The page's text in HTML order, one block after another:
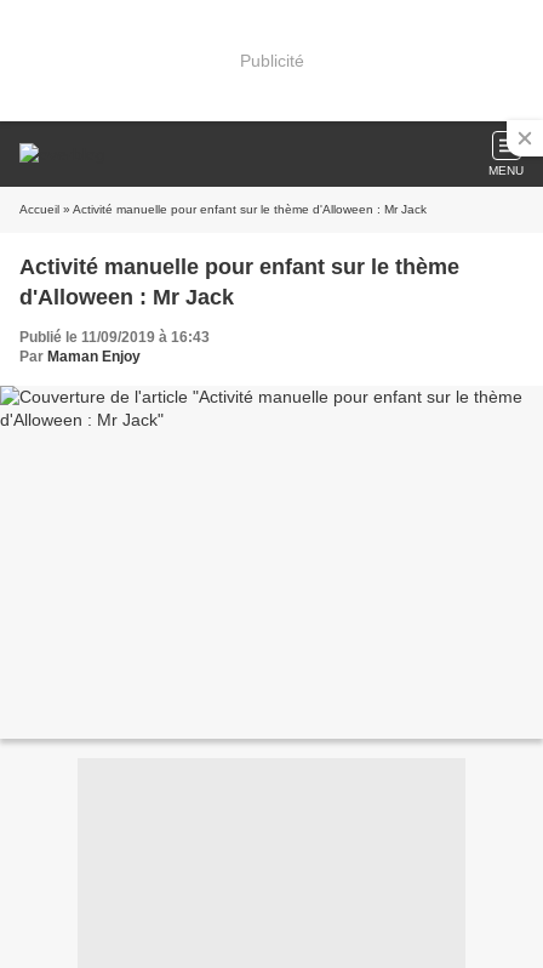
Publicité
MENU
Accueil » Activité manuelle pour enfant sur le thème d'Alloween : Mr Jack
Activité manuelle pour enfant sur le thème
d'Alloween : Mr Jack
Publié le 11/09/2019 à 16:43
Par Maman Enjoy